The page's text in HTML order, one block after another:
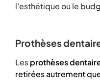
l'esthétique ou le
Prothèses
Lesprothèses
retirées autrement